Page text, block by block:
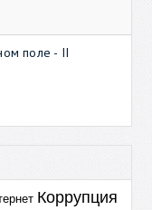
поле - II
Коррупция